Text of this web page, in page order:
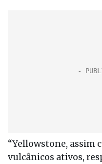
“Yellowstone, assim
vulcânicos ativos,